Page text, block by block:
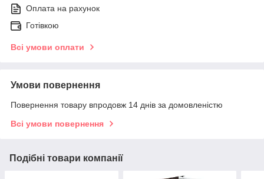
Оплата на рахунок
Готівкою
Всі умови оплати
Умови повернення
Повернення товару впродовж 14 днів за домовленістю
Всі умови повернення
Подібні товари компанії